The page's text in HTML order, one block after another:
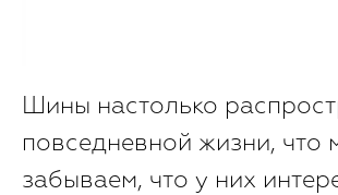
Шины настолько
повседневной жизни, что
забываем, что у них